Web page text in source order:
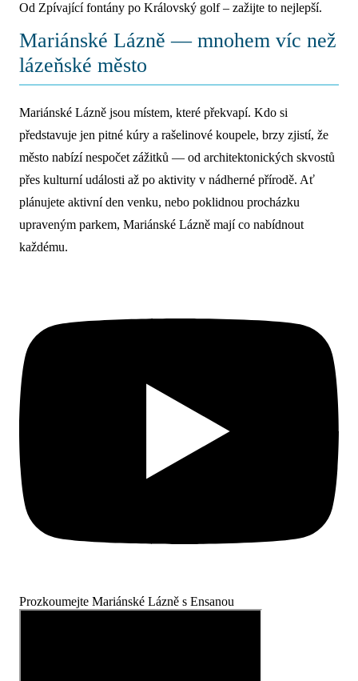
Od Zpívající fontány po Královský golf – zažijte to nejlepší.
Mariánské Lázně — mnohem víc než
lázeňské město
Mariánské Lázně jsou místem, které překvapí. Kdo si
představuje jen pitné kúry a rašelinové koupele, brzy zjistí, že
město nabízí nespočet zážitků — od architektonických skvostů
přes kulturní události až po aktivity v nádherné přírodě. Ať
plánujete aktivní den venku, nebo poklidnou procházku
upraveným parkem, Mariánské Lázně mají co nabídnout
každému.
Prozkoumejte Mariánské Lázně s Ensanou